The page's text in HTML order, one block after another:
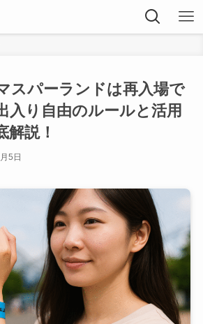
スパーランドは再入場で
入り自由のルールと活用
解説！
5日